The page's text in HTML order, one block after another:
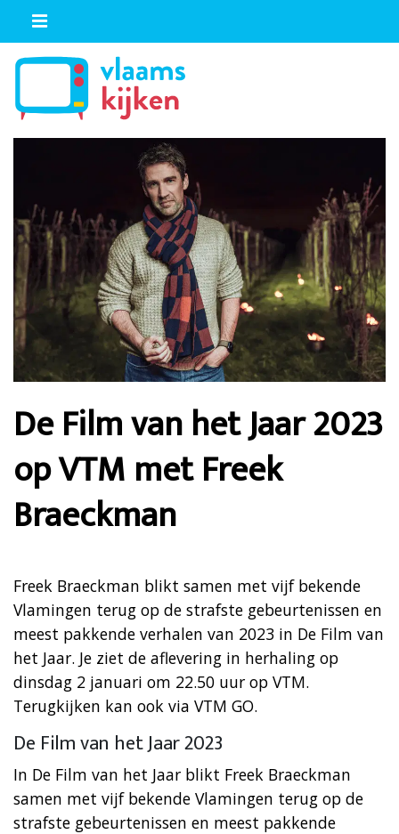
De Film van het Jaar 2023
op VTM met Freek
Braeckman
Freek Braeckman blikt samen met vijf bekende
Vlamingen terug op de strafste gebeurtenissen en
meest pakkende verhalen van 2023 in De Film van
het Jaar. Je ziet de aflevering in herhaling op
dinsdag 2 januari om 22.50 uur op VTM.
Terugkijken kan ook via VTM GO.
De Film van het Jaar 2023
In De Film van het Jaar blikt Freek Braeckman
samen met vijf bekende Vlamingen terug op de
strafste gebeurtenissen en meest pakkende